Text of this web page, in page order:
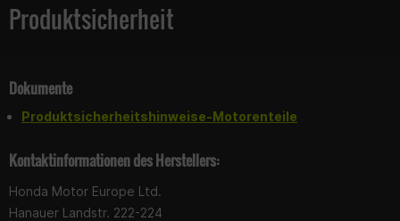
Produktsicherheit
Dokumente
Produktsicherheitshinweise-Motorenteile
Kontaktinformationen des Herstellers:
Honda Motor Europe Ltd.
Hanauer Landstr. 222-224